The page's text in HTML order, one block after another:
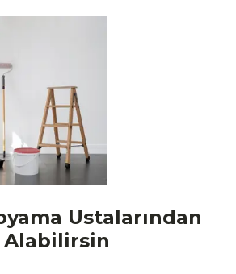
Ustalarından
Alabilirsin